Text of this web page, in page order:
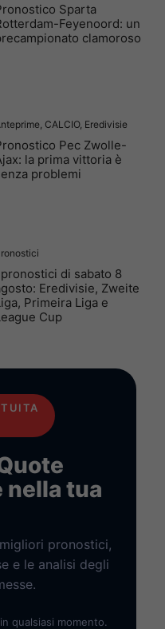
Sparta
Feyenoord: un
clamoroso
, CALCIO, Eredivisie
Pec Zwolle-
la prima vittoria è
problemi
di sabato 8
Eredivisie, Zweite
Primeira Liga e
Cup
tua
pronostici,
e le analisi degli
qualsiasi momento.